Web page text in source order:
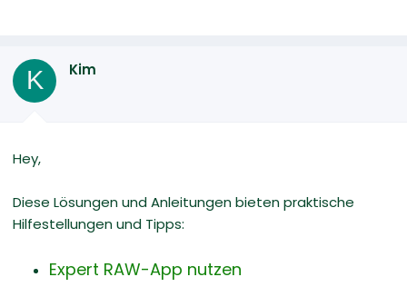
K Kim
Hey,
Diese Lösungen und Anleitungen bieten praktische
Hilfestellungen und Tipps:
Expert RAW-App nutzen